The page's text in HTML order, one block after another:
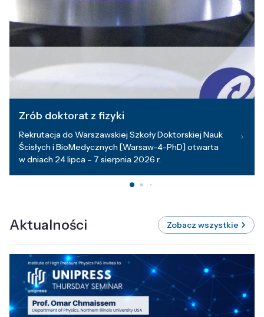
Zrób doktorat z fizyki
Rekrutacja do Warszawskiej Szkoły Doktorskiej Nauk
Ścisłych i BioMedycznych [Warsaw-4-PhD] otwarta
w dniach 24 lipca – 7 sierpnia 2026 r.
Aktualności Zobacz wszystkie